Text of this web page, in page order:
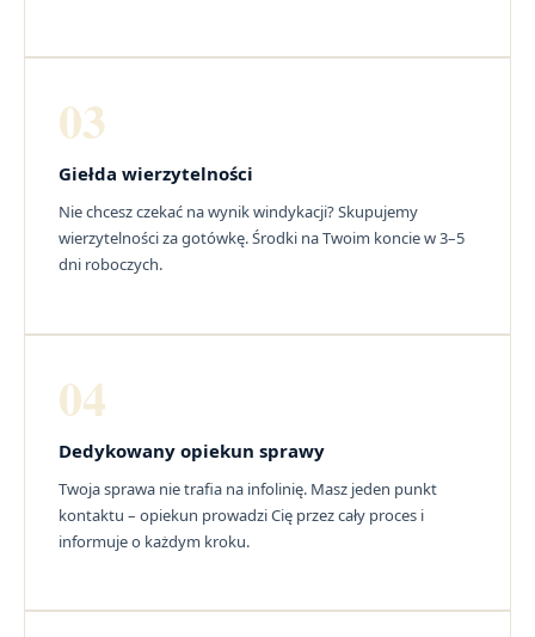
03
Giełda wierzytelności
Nie chcesz czekać na wynik windykacji? Skupujemy
wierzytelności za gotówkę. Środki na Twoim koncie w 3–5
dni roboczych.
04
Dedykowany opiekun sprawy
Twoja sprawa nie trafia na infolinię. Masz jeden punkt
kontaktu – opiekun prowadzi Cię przez cały proces i
informuje o każdym kroku.